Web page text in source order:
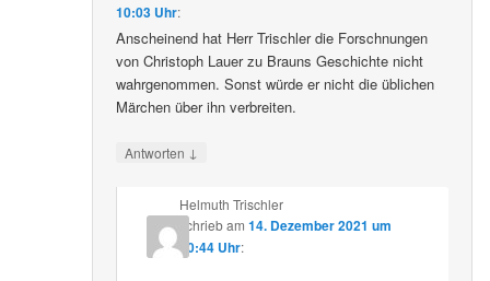
10:03 Uhr:
Anscheinend hat Herr Trischler die Forschnungen
von Christoph Lauer zu Brauns Geschichte nicht
wahrgenommen. Sonst würde er nicht die üblichen
Märchen über ihn verbreiten.
Antworten ↓
Helmuth Trischler
schriebam 14. Dezember 2021 um
20:44 Uhr: